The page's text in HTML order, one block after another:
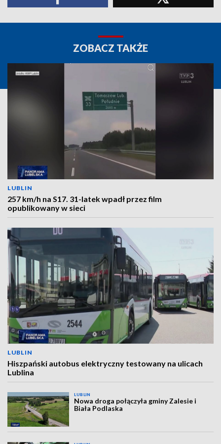
ZOBACZ TAKŻE
LUBLIN
257 km/h na S17. 31-latek wpadł przez film
opublikowany w sieci
LUBLIN
Hiszpański autobus elektryczny testowany na ulicach
Lublina
LUBLIN
Nowa droga połączyła gminy Zalesie i
Biała Podlaska